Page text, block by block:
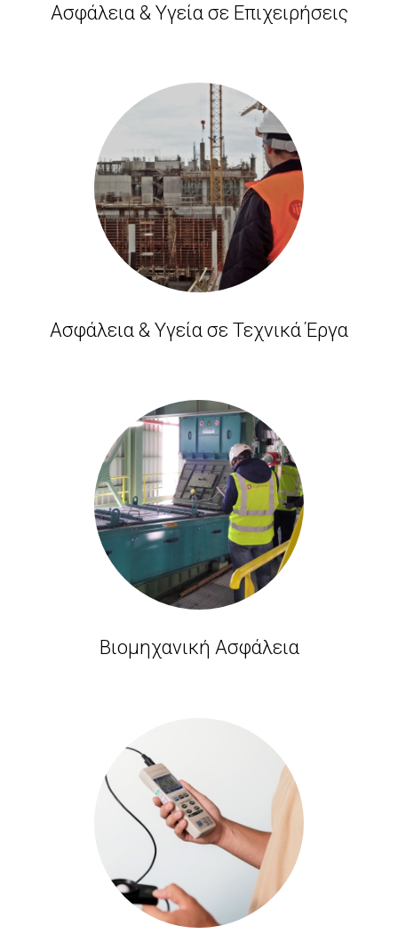
Ασφάλεια & Υγεία σε Επιχειρήσεις
Ασφάλεια & Υγεία σε Τεχνικά Έργα
Βιομηχανική Ασφάλεια